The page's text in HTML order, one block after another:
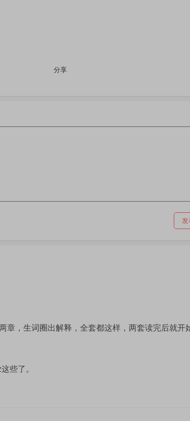
分享
发
，生词圈出解释，全套都这样，两套读完后就开
些了。